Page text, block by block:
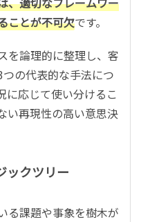
ことが不可欠です。
を論理的に整理し、客
の代表的な手法につ
に応じて使い分けるこ
い再現性の高い意思決
ックツリー
る課題や事象を樹木が